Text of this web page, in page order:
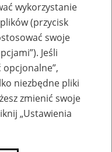
lub
pracy
wykorzystanie
(przycisk
swoje
Jeśli
opcjonalne”,
niezbędne pliki
zmienić swoje
„Ustawienia